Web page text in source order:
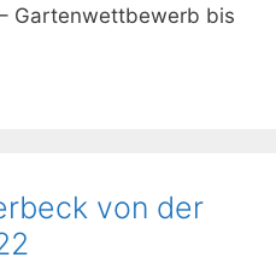
Gartenwettbewerb bis
von der